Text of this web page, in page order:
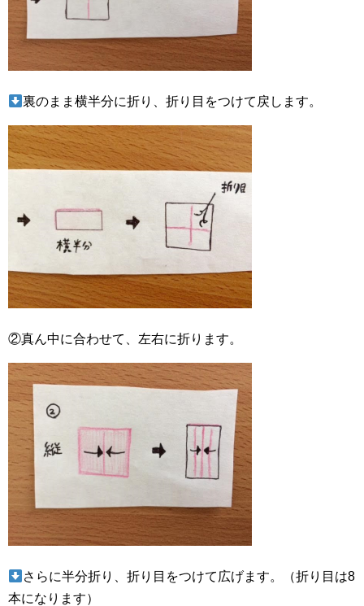
裏のまま横半分に折り、折り目をつけて戻します。
②真ん中に合わせて、左右に折ります。
さらに半分折り、折り目をつけて広げます。（折り目は8
本になります）